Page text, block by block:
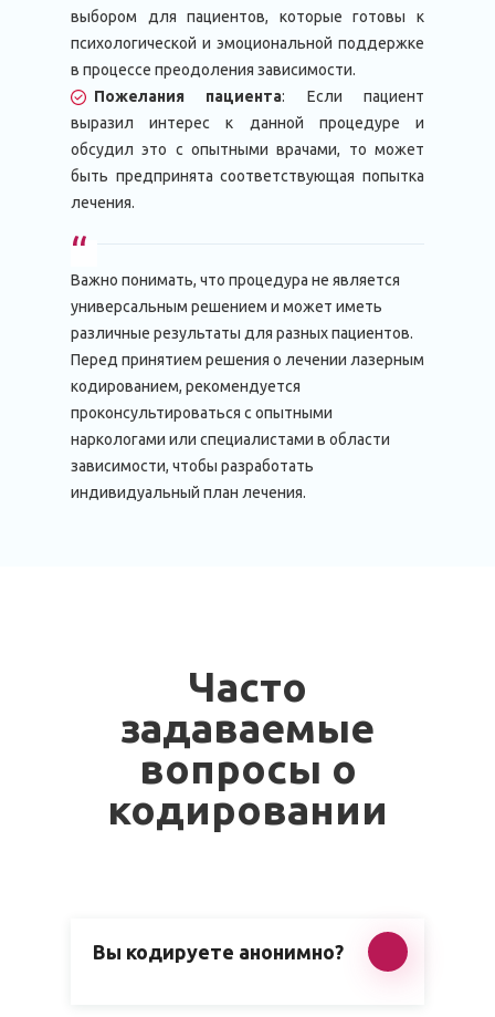
выбором для пациентов, которые готовы к
психологической и эмоциональной поддержке
в процессе преодоления зависимости.
Пожелания пациента: Если пациент
выразил интерес к данной процедуре и
обсудил это с опытными врачами, то может
быть предпринята соответствующая попытка
лечения.
Важно понимать, что процедура не является
универсальным решением и может иметь
различные результаты для разных пациентов.
Перед принятием решения о лечении лазерным
кодированием, рекомендуется
проконсультироваться с опытными
наркологами или специалистами в области
зависимости, чтобы разработать
индивидуальный план лечения.
Часто
задаваемые
вопросы о
кодировании
Вы кодируете анонимно?